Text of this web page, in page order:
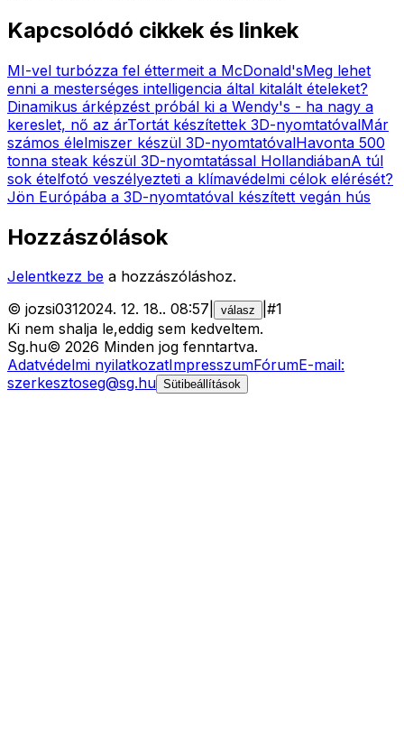
Kapcsolódó cikkek és linkek
MI-vel turbózza fel éttermeit a McDonald'sMeg lehet
enni a mesterséges intelligencia által kitalált ételeket?
Dinamikus árképzést próbál ki a Wendy's - ha nagy a
kereslet, nő az árTortát készítettek 3D-nyomtatóvalMár
számos élelmiszer készül 3D-nyomtatóvalHavonta 500
tonna steak készül 3D-nyomtatással HollandiábanA túl
sok ételfotó veszélyezteti a klímavédelmi célok elérését?
Jön Európába a 3D-nyomtatóval készített vegán hús
Hozzászólások
Jelentkezz be a hozzászóláshoz.
© jozsi0312024. 12. 18.. 08:57 válasz #1
Ki nem shalja le,eddig sem kedveltem.
Sg.hu© 2026 Minden jog fenntartva.
Adatvédelmi nyilatkozatImpresszumFórumE-mail:
szerkesztoseg@sg.hu Sütibeállítások